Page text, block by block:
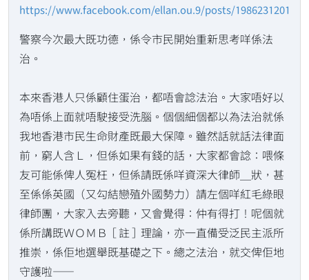
https://www.facebook.com/ellan.ou.9/posts/
警察今次最大既功德，係令市民開始重新思考咩係法
治。
本來香港人只係顧住蛋治，都唔會諗法治。大家唔好以
為唔係上面就唔駛接受洗腦。個個細個都以為法治就係
我地香港市民生命財產既最大保障。雖然話就話法律面
前，窮人含Ｌ，但係如果有錢的話，大家都會諗：喂條
友可能係俾人冤枉，但係請既係咩資深大律師＿狀，甚
至係係英國（又勾結戀殖外國勢力）請左個咩紅毛綠眼
律師團，大家入去旁聽，又會覺得：仲有得打！呢個就
係所講既ＷＯＭＢ［註］理論，亦一直備受泛民主派所
推崇，係佢地選舉既基礎之下。總之法治，就交俾佢地
守護啦——